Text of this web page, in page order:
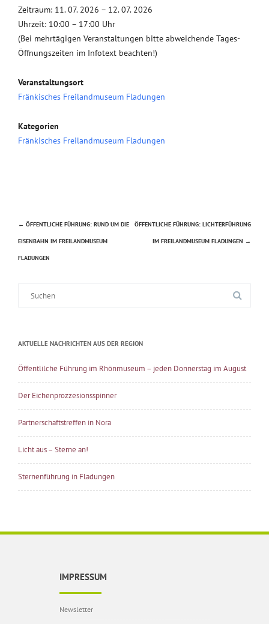
Zeitraum: 11. 07. 2026 – 12. 07. 2026
Uhrzeit: 10:00 – 17:00 Uhr
(Bei mehrtägigen Veranstaltungen bitte abweichende Tages-
Öffnungszeiten im Infotext beachten!)
Veranstaltungsort
Fränkisches Freilandmuseum Fladungen
Kategorien
Fränkisches Freilandmuseum Fladungen
Beitragsnavigation
← ÖFFENTLICHE FÜHRUNG: RUND UM DIE
EISENBAHN IM FREILANDMUSEUM
FLADUNGEN
ÖFFENTLICHE FÜHRUNG: LICHTERFÜHRUNG
IM FREILANDMUSEUM FLADUNGEN →
AKTUELLE NACHRICHTEN AUS DER REGION
Öffentlilche Führung im Rhönmuseum – jeden Donnerstag im August
Der Eichenprozzesionsspinner
Partnerschaftstreffen in Nora
Licht aus – Sterne an!
Sternenführung in Fladungen
IMPRESSUM
Newsletter